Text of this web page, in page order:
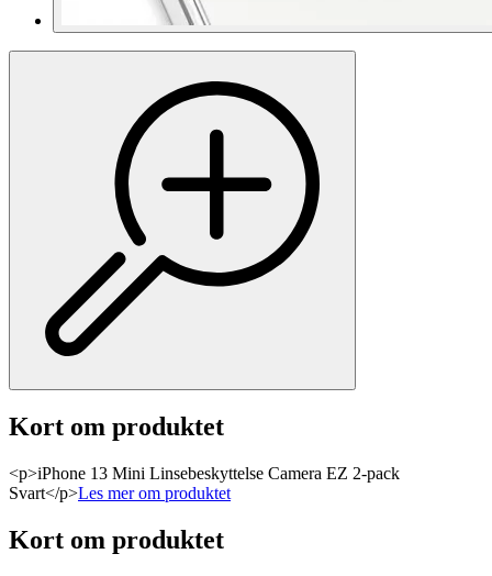
Kort om produktet
<p>iPhone 13 Mini Linsebeskyttelse Camera EZ 2-pack
Svart</p>Les mer om produktet
Kort om produktet